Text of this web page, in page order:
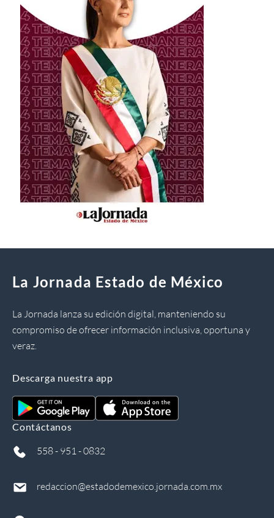
La Jornada Estado de México
La Jornada lanza su edición digital, manteniendo su
compromiso de ofrecer información inclusiva, oportuna y
veraz.
Descarga nuestra app
Contáctanos
558 - 951 - 0832
redaccion@estadodemexico.jornada.com.mx